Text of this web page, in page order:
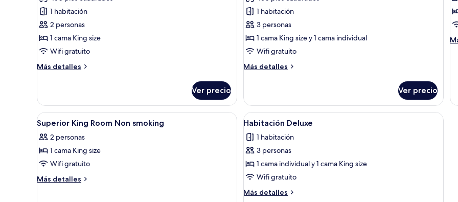
fotos
de
Habitación
superior,
cama
1 habitación
2 personas
1 cama King size
Wifi gratuito
Más detalles
Más
superior,
cama
King
size
Ver precio
fotos
de
Habitación
Premier,
camas
1 habitación
3 personas
1 cama King size y 1 cama individual
Wifi gratuito
Más detalles
Más
Premier,
varias
camas
Ver precio
Abrir
todas
las
fotos
de
Superior
Minibar, caja de seguridad en la habitación y escritorio
4
Superior King Room Non smoking
2 personas
1 cama King size
Wifi gratuito
Más detalles
Más
Abrir
todas
las
fotos
de
Habitación
Deluxe
Habitación de hotel con dos camas,
1
Habitación Deluxe
1 habitación
3 personas
1 cama individual y 1 cama King size
Wifi gratuito
Más detalles
Más